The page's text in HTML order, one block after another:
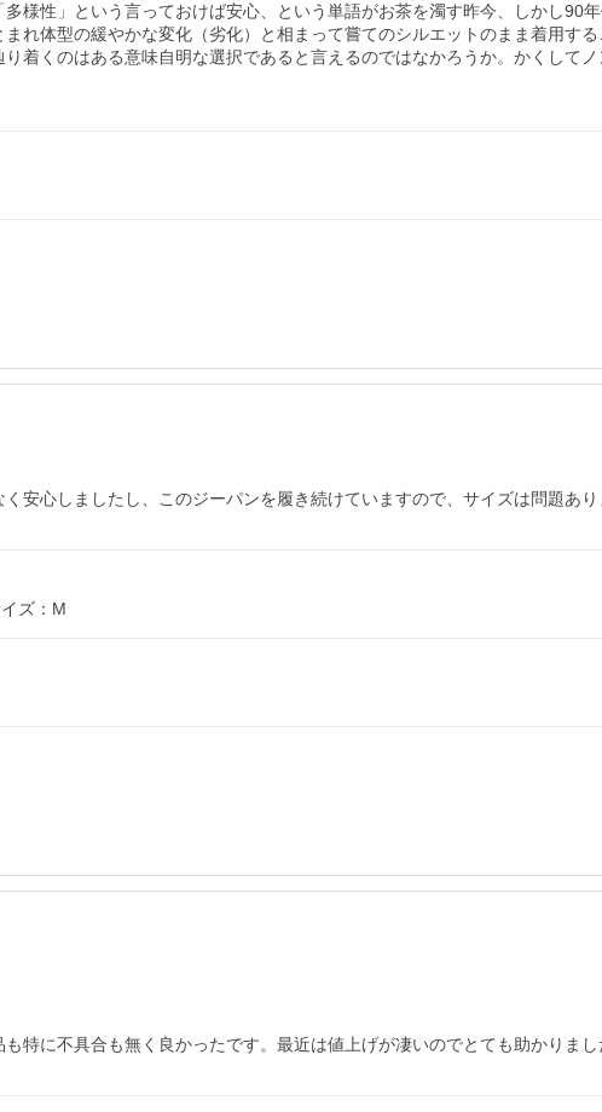
様性」という言っておけば安心、という単語がお茶を濁す昨今、しかし90
れ体型の緩やかな変化（劣化）と相まって嘗てのシルエットのまま着用す
着くのはある意味自明な選択であると言えるのではなかろうか。かくして
安心しましたし、このジーパンを履き続けていますので、サイズは問題あり
ズ：M
特に不具合も無く良かったです。最近は値上げが凄いのでとても助かりまし